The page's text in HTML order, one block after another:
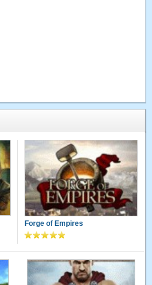
Forge of Empires